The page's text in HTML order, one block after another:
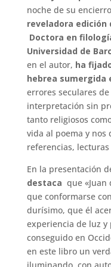
noche de su
reveladora edición
Doctora en
Universidad de
en el autor, ha
hebrea sumergida
errores seculares
interpretación sin
tanto religiosos
vida al poema y nos
referencias, lecturas
En la presentación
destaca que
que conformarse
durísimo, que él
experiencia de luz y
conseguido en
en este libro un